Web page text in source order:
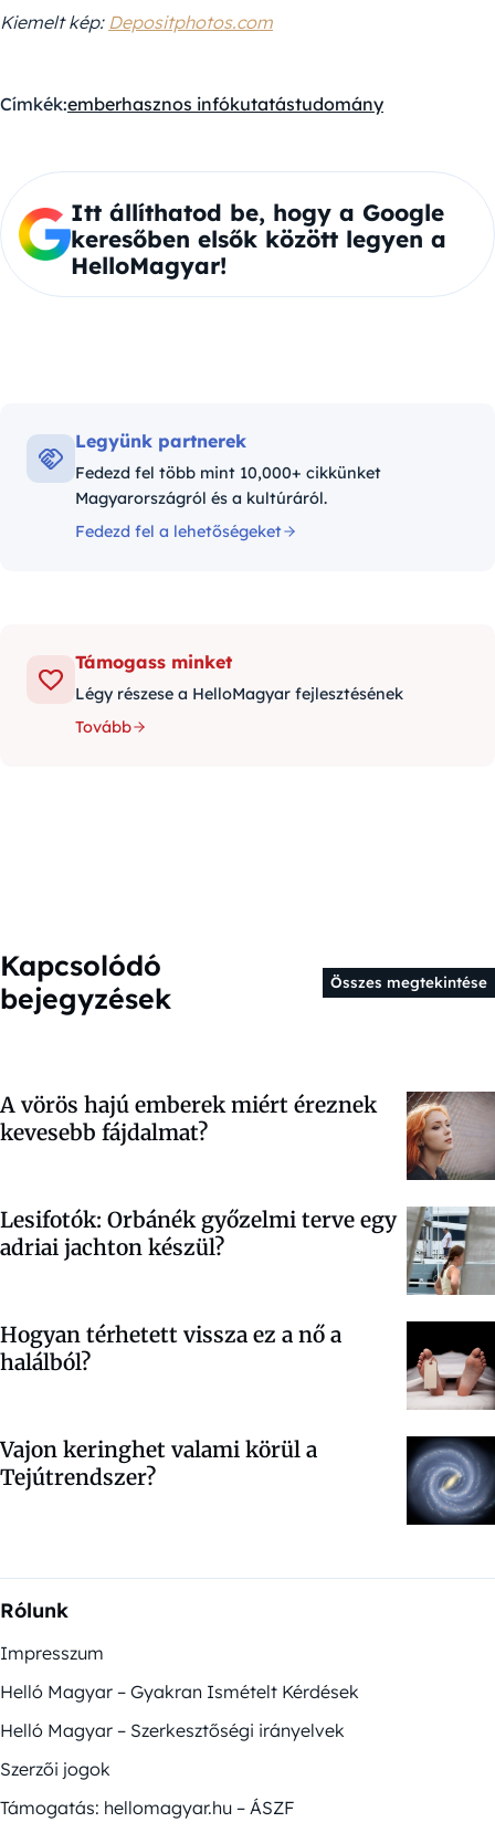
Kiemelt kép: Depositphotos.com
Címkék:emberhasznos infókutatástudomány
Itt állíthatod be, hogy a Google
keresőben elsők között legyen a
HelloMagyar!
Legyünk partnerek
Fedezd fel több mint 10,000+ cikkünket
Magyarországról és a kultúráról.
Fedezd fel a lehetőségeket
Támogass minket
Légy részese a HelloMagyar fejlesztésének
Tovább
Kapcsolódó
bejegyzések
Összes megtekintése
A vörös hajú emberek miért éreznek
kevesebb fájdalmat?
Lesifotók: Orbánék győzelmi terve egy
adriai jachton készül?
Hogyan térhetett vissza ez a nő a
halálból?
Vajon keringhet valami körül a
Tejútrendszer?
Rólunk
Impresszum
Helló Magyar – Gyakran Ismételt Kérdések
Helló Magyar – Szerkesztőségi irányelvek
Szerzői jogok
Támogatás: hellomagyar.hu – ÁSZF